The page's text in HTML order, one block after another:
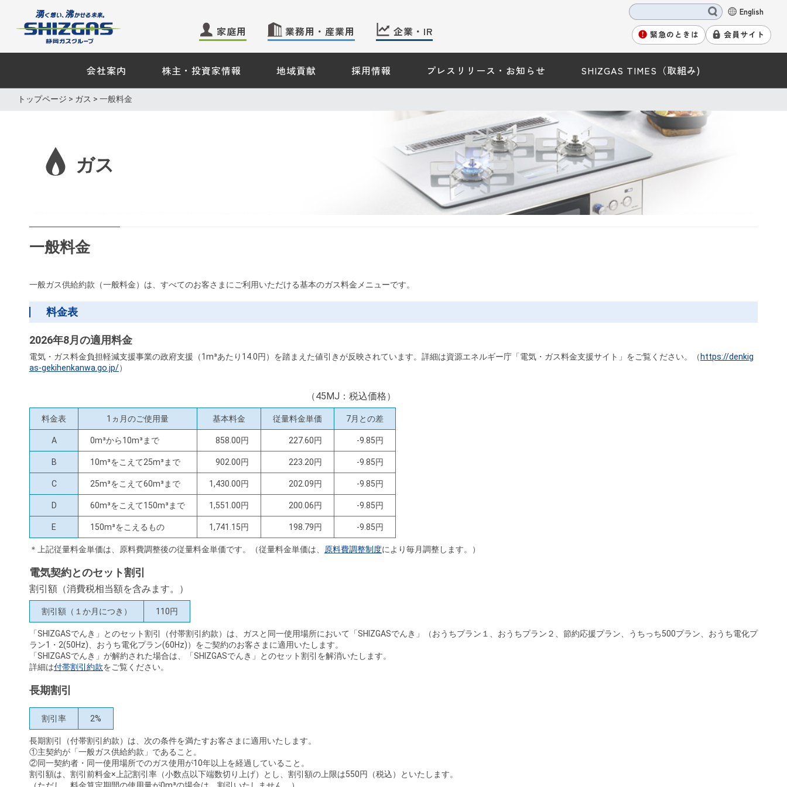
家庭用
家庭用のお客さま − TOP
業務用・産業用
業務用・産業用のお客さま − TOP
企業・IR
企業・IR情報 − TOP
サステナビリティ
English
緊急のときは 会員サイト
会社案内 株主・投資家情報 地域貢献 採用情報 プレスリリース・お知らせ SHIZGAS TIMES（取組み)
トップページ > ガス > 一般料金
ガス
一般料金
一般ガス供給約款（一般料金）は、すべてのお客さまにご利用いただける基本のガス料金メニューです。
料金表
2026年8月の適用料金
電気・ガス料金負担軽減支援事業の政府支援（1m³あたり14.0円）を踏まえた値引きが反映されています。詳細は資源エネルギー庁「電気・ガス料金支援サイト」をご覧ください。（ https://denkig
as-gekihenkanwa.go.jp/）
（45MJ：税込価格）
料金表 1ヵ月のご使用量 基本料金 従量料金単価 7月との差
A 0m³から10m³まで 858.00円 227.60円 -9.85円
B 10m³をこえて25m³まで 902.00円 223.20円 -9.85円
C 25m³をこえて60m³まで 1,430.00円 202.09円 -9.85円
D 60m³をこえて150m³まで 1,551.00円 200.06円 -9.85円
E 150m³をこえるもの 1,741.15円 198.79円 -9.85円
＊上記従量料金単価は、原料費調整後の従量料金単価です。（従量料金単価は、 原料費調整制度により毎月調整します。）
電気契約とのセット割引
割引額（消費税相当額を含みます。）
割引額（１か月につき） 110円
「SHIZGASでんき」とのセット割引（付帯割引約款）は、ガスと同一使用場所において「SHIZGASでんき」（おうちプラン１、おうちプラン２、節約応援プラン、うちっち500プラン、おうち電化プ
ラン1・2(50Hz)、おうち電化プラン(60Hz)）をご契約のお客さまに適用いたします。
「SHIZGASでんき」が解約された場合は、「SHIZGASでんき」とのセット割引を解消いたします。
詳細は付帯割引約款をご覧ください。
長期割引
割引率 2%
長期割引（付帯割引約款）は、次の条件を満たすお客さまに適用いたします。
①主契約が「一般ガス供給約款」であること。
②同一契約者・同一使用場所でのガス使用が10年以上を経過していること。
割引額は、割引前料金×上記割引率（小数点以下端数切り上げ）とし、割引額の上限は550円（税込）といたします。
（ただし、料金算定期間の使用量が0m³の場合は、割引いたしません。）